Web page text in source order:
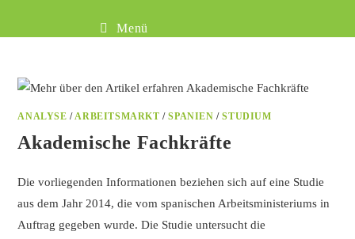
Menü
ANALYSE /ARBEITSMARKT /SPANIEN /STUDIUM
Akademische Fachkräfte
Die vorliegenden Informationen beziehen sich auf eine Studie
aus dem Jahr 2014, die vom spanischen Arbeitsministeriums in
Auftrag gegeben wurde. Die Studie untersucht die